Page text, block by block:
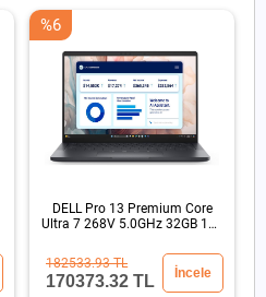
DELL Pro 13 Premium Core
Ultra 7 268V 5.0GHz 32GB 1TB
%6
182533.93 TL
170373.32 TL İncele